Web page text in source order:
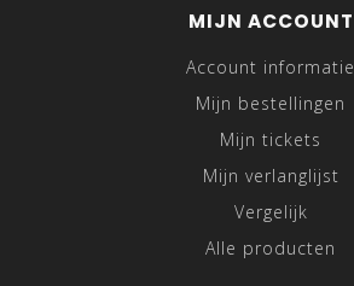
MIJN ACCOUNT
Account informatie
Mijn bestellingen
Mijn tickets
Mijn verlanglijst
Vergelijk
Alle producten